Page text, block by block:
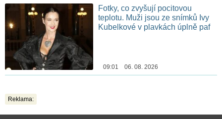
Fotky, co zvyšují pocitovou
teplotu. Muži jsou ze snímků Ivy
Kubelkové v plavkách úplně paf
09:01 06. 08. 2026
Reklama: